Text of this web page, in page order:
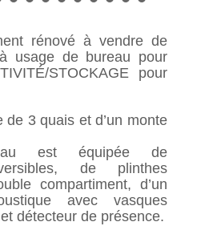
rénové à vendre de
usage de bureau pour
STOCKAGE pour
de 3 quais et d’un monte
est équipée de
de plinthes
compartiment, d’un
avec vasques
détecteur de présence.